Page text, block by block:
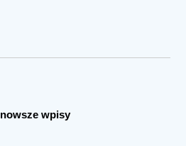
wpisy